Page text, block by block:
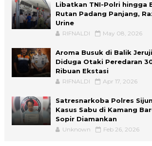
Libatkan TNI-Polri hingga
Rutan Padang Panjang,
Urine
RIFNALDI May 08, 2026
Aroma Busuk di Balik
Diduga Otaki Peredaran
Ribuan Ekstasi
RIFNALDI Apr 17, 2026
Satresnarkoba Polres
Kasus Sabu di Kamang
Sopir Diamankan
Unknown Feb 26, 2026